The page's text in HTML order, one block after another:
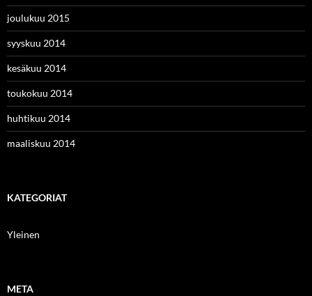
joulukuu 2015
syyskuu 2014
kesäkuu 2014
toukokuu 2014
huhtikuu 2014
maaliskuu 2014
KATEGORIAT
Yleinen
META